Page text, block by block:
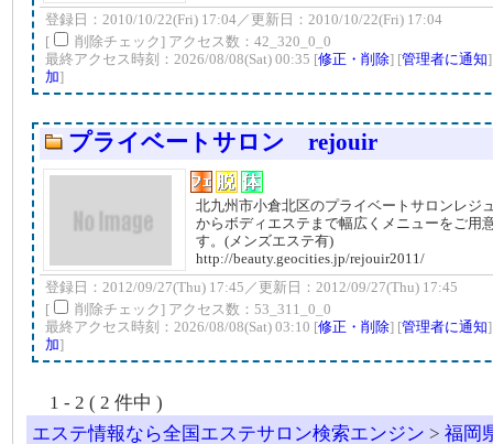
登録日：2010/10/22(Fri) 17:04／更新日：2010/10/22(Fri) 17:04
[
削除チェック] アクセス数：42_320_0_0
最終アクセス時刻：2026/08/08(Sat) 00:35 [修正・削除] [管理者に通知
加]
プライベートサロン rejouir
北九州市小倉北区のプライベートサロンレジ
からボディエステまで幅広くメニューをご用
す。(メンズエステ有)
http://beauty.geocities.jp/rejouir2011/
登録日：2012/09/27(Thu) 17:45／更新日：2012/09/27(Thu) 17:45
[
削除チェック] アクセス数：53_311_0_0
最終アクセス時刻：2026/08/08(Sat) 03:10 [修正・削除] [管理者に通知
加]
1 - 2 ( 2 件中 )
エステ情報なら全国エステサロン検索エンジン > 福岡